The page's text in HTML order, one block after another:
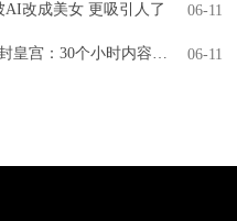
AI改成美女 更吸引人了 06-11
《燕云十六声》新区域开封皇宫：30个小时内容 NPC超3000人 06-11